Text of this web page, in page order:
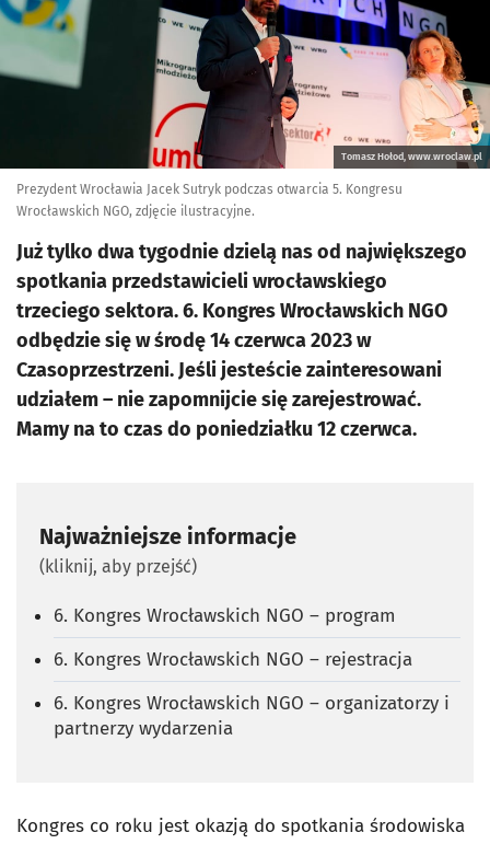
Tomasz Hołod, www.wroclaw.pl
Prezydent Wrocławia Jacek Sutryk podczas otwarcia 5. Kongresu
Wrocławskich NGO, zdjęcie ilustracyjne.
Już tylko dwa tygodnie dzielą nas od największego
spotkania przedstawicieli wrocławskiego
trzeciego sektora. 6. Kongres Wrocławskich NGO
odbędzie się w środę 14 czerwca 2023 w
Czasoprzestrzeni. Jeśli jesteście zainteresowani
udziałem – nie zapomnijcie się zarejestrować.
Mamy na to czas do poniedziałku 12 czerwca.
Najważniejsze informacje
(kliknij, aby przejść)
6. Kongres Wrocławskich NGO – program
6. Kongres Wrocławskich NGO – rejestracja
6. Kongres Wrocławskich NGO – organizatorzy i
partnerzy wydarzenia
Kongres co roku jest okazją do spotkania środowiska